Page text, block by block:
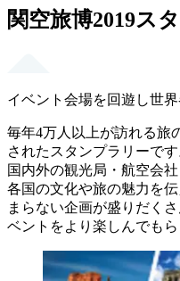
関空旅博2019ス
イベント会場を回遊し世
毎年4万人以上が訪れる旅
されたスタンプラリーで
国内外の観光局・航空会
各国の文化や旅の魅力を
まらない企画が盛りだく
ベントをより楽しんでも